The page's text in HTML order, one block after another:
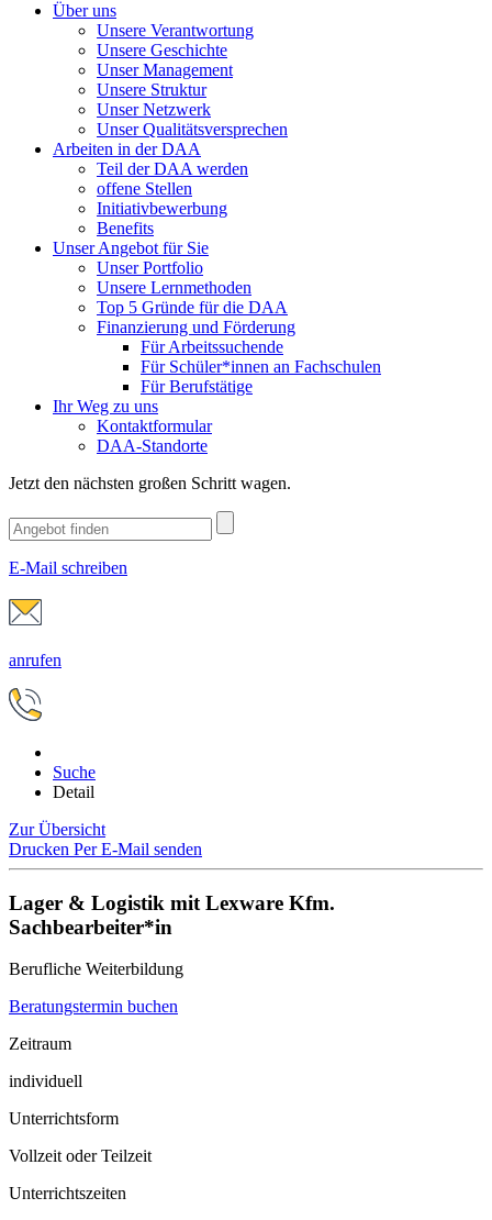
Über uns
Unsere Verantwortung
Unsere Geschichte
Unser Management
Unsere Struktur
Unser Netzwerk
Unser Qualitätsversprechen
Arbeiten in der DAA
Teil der DAA werden
offene Stellen
Initiativbewerbung
Benefits
Unser Angebot für Sie
Unser Portfolio
Unsere Lernmethoden
Top 5 Gründe für die DAA
Finanzierung und Förderung
Für Arbeitssuchende
Für Schüler*innen an Fachschulen
Für Berufstätige
Ihr Weg zu uns
Kontaktformular
DAA-Standorte
Jetzt den nächsten großen Schritt wagen.
E-Mail schreiben
anrufen
Suche
Detail
Zur Übersicht
Drucken Per E-Mail senden
Lager & Logistik mit Lexware Kfm.
Sachbearbeiter*in
Berufliche Weiterbildung
Beratungstermin buchen
Zeitraum
individuell
Unterrichtsform
Vollzeit oder Teilzeit
Unterrichtszeiten